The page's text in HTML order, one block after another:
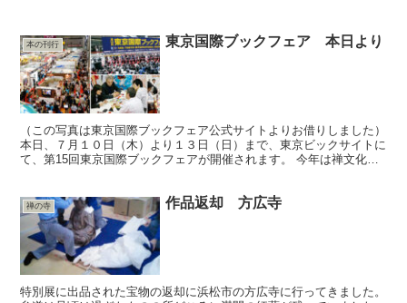
本の刊行 東京国際ブックフェア 本日より
（この写真は東京国際ブックフェア公式サイトよりお借りしました）
本日、７月１０日（木）より１３日（日）まで、東京ビックサイトに
て、第15回東京国際ブックフェアが開催されます。 今年は禅文化研
禅の寺 作品返却 方広寺
特別展に出品された宝物の返却に浜松市の方広寺に行ってきました。